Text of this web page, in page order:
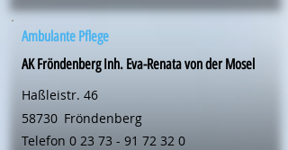
Ambulante Pflege
AK Fröndenberg Inh. Eva-Renata von der Mosel
Haßleistr. 46
58730 Fröndenberg
Telefon 0 23 73 - 91 72 32 0